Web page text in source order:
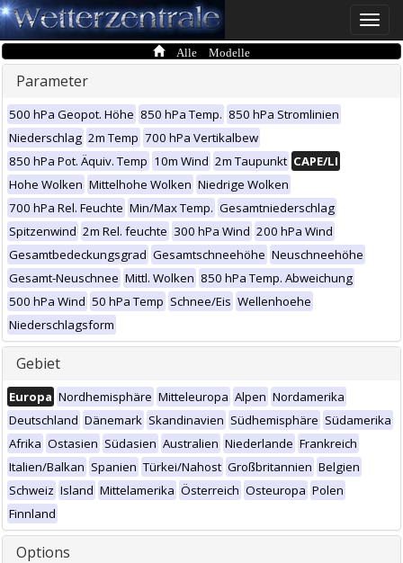
Toggle
Alle Modelle
Parameter
500 hPa Geopot. Höhe 850 hPa Temp. 850 hPa Stromlinien
Niederschlag 2m Temp 700 hPa Vertikalbew
850 hPa Pot. Äquiv. Temp 10m Wind 2m Taupunkt CAPE/LI
Hohe Wolken Mittelhohe Wolken Niedrige Wolken
700 hPa Rel. Feuchte Min/Max Temp. Gesamtniederschlag
Spitzenwind 2m Rel. feuchte 300 hPa Wind 200 hPa Wind
Gesamtbedeckungsgrad Gesamtschneehöhe Neuschneehöhe
Gesamt-Neuschnee Mittl. Wolken 850 hPa Temp. Abweichung
500 hPa Wind 50 hPa Temp Schnee/Eis Wellenhoehe
Niederschlagsform
Gebiet
Europa Nordhemisphäre Mitteleuropa Alpen Nordamerika
Deutschland Dänemark Skandinavien Südhemisphäre Südamerika
Afrika Ostasien Südasien Australien Niederlande Frankreich
Italien/Balkan Spanien Türkei/Nahost Großbritannien Belgien
Schweiz Island Mittelamerika Österreich Osteuropa Polen
Finnland
Options